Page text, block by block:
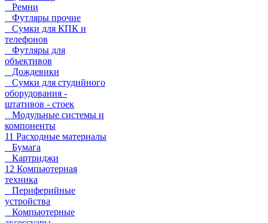
Ремни
Футляры прочие
Сумки для КПК и
телефонов
Футляры для
объективов
Дождевики
Сумки для студийного
оборудования -
штативов - стоек
Модульные системы и
компоненты
11 Расходные материалы
Бумага
Картриджи
12 Компьютерная
техника
Периферийные
устройства
Компьютерные